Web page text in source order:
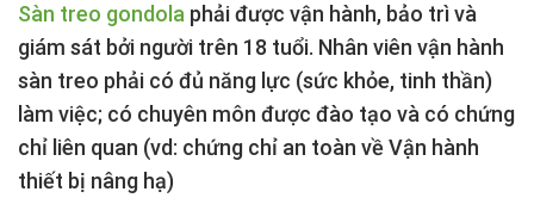
Sàn treo gondola phải được vận hành, bảo trì và
giám sát bởi người trên 18 tuổi. Nhân viên vận hành
sàn treo phải có đủ năng lực (sức khỏe, tinh thần)
làm việc; có chuyên môn được đào tạo và có chứng
chỉ liên quan (vd: chứng chỉ an toàn về Vận hành
thiết bị nâng hạ)